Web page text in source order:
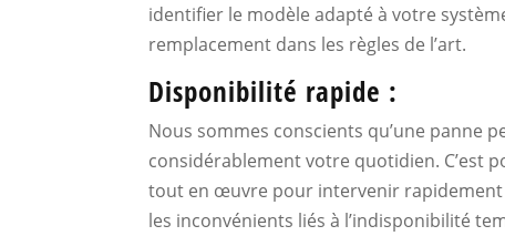
identifier le modèle adapté à votre
remplacement dans les règles de l’art.
Disponibilité rapide :
Nous sommes conscients qu’une panne
considérablement votre quotidien. C’est
tout en œuvre pour intervenir rapidement
les inconvénients liés à l’indisponibilité